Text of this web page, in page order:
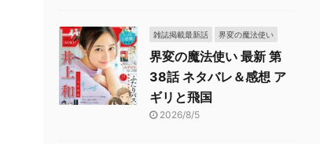
雑誌掲載最新話 界変の魔法使い
界変の魔法使い 最新 第
38話 ネタバレ＆感想 ア
ギリと飛国
2026/8/5